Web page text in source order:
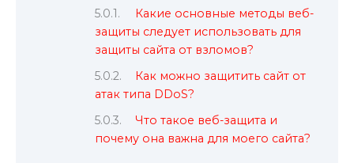
Какие основные методы веб-
защиты следует использовать для
защиты сайта от взломов?
Как можно защитить сайт от
атак типа DDoS?
Что такое веб-защита и
почему она важна для моего сайта?